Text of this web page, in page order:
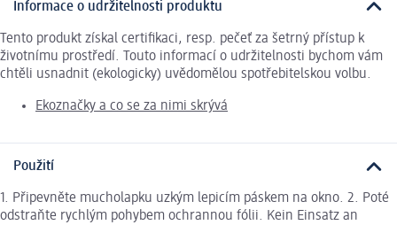
Informace o udržitelnosti produktu
Tento produkt získal certifikaci, resp. pečeť za šetrný přístup k
životnímu prostředí. Touto informací o udržitelnosti bychom vám
chtěli usnadnit (ekologicky) uvědomělou spotřebitelskou volbu.
Ekoznačky a co se za nimi skrývá
Použití
1. Připevněte mucholapku uzkým lepicím páskem na okno. 2. Poté
odstraňte rychlým pohybem ochrannou fólii. Kein Einsatz an